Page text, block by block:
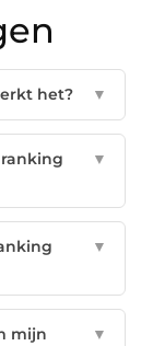
het? ▼
▼
▼
mijn
▼